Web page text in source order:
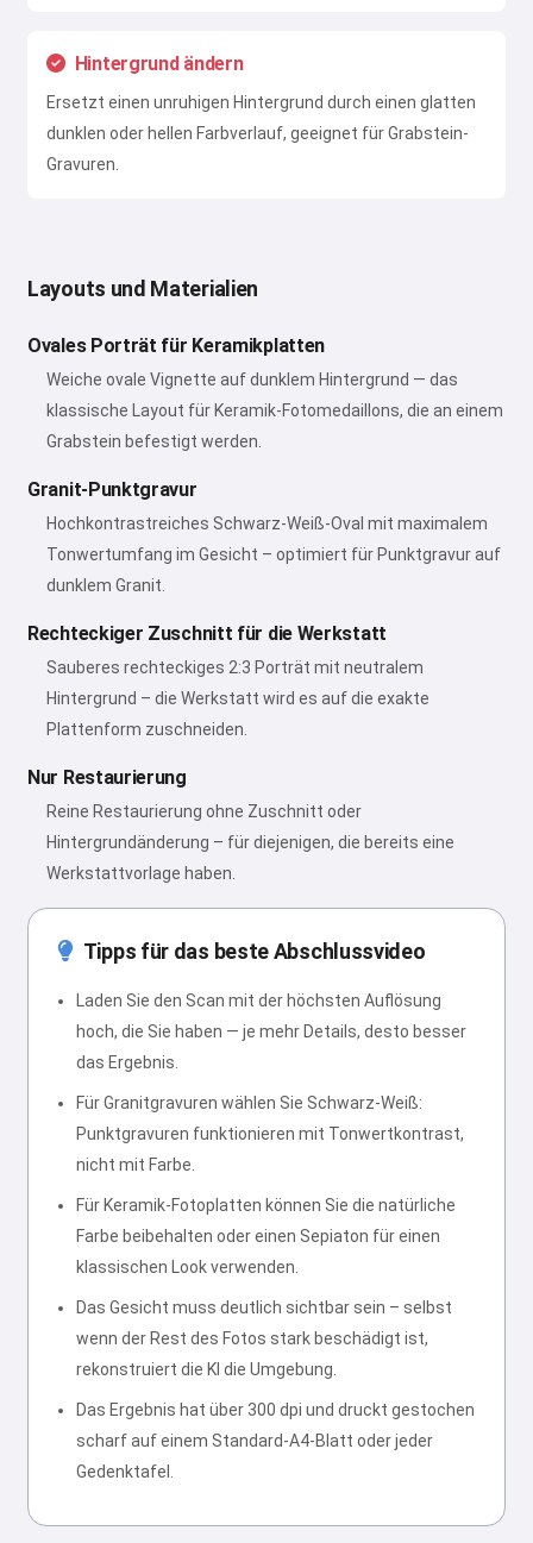
Hintergrund ändern
Ersetzt einen unruhigen Hintergrund durch einen glatten
dunklen oder hellen Farbverlauf, geeignet für Grabstein-
Gravuren.
Layouts und Materialien
Ovales Porträt für Keramikplatten
Weiche ovale Vignette auf dunklem Hintergrund — das
klassische Layout für Keramik-Fotomedaillons, die an einem
Grabstein befestigt werden.
Granit-Punktgravur
Hochkontrastreiches Schwarz-Weiß-Oval mit maximalem
Tonwertumfang im Gesicht – optimiert für Punktgravur auf
dunklem Granit.
Rechteckiger Zuschnitt für die Werkstatt
Sauberes rechteckiges 2:3 Porträt mit neutralem
Hintergrund – die Werkstatt wird es auf die exakte
Plattenform zuschneiden.
Nur Restaurierung
Reine Restaurierung ohne Zuschnitt oder
Hintergrundänderung – für diejenigen, die bereits eine
Werkstattvorlage haben.
Tipps für das beste Abschlussvideo
Laden Sie den Scan mit der höchsten Auflösung
hoch, die Sie haben — je mehr Details, desto besser
das Ergebnis.
Für Granitgravuren wählen Sie Schwarz-Weiß:
Punktgravuren funktionieren mit Tonwertkontrast,
nicht mit Farbe.
Für Keramik-Fotoplatten können Sie die natürliche
Farbe beibehalten oder einen Sepiaton für einen
klassischen Look verwenden.
Das Gesicht muss deutlich sichtbar sein – selbst
wenn der Rest des Fotos stark beschädigt ist,
rekonstruiert die KI die Umgebung.
Das Ergebnis hat über 300 dpi und druckt gestochen
scharf auf einem Standard-A4-Blatt oder jeder
Gedenktafel.